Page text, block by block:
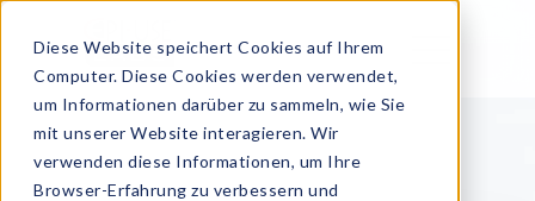
Diese Website speichert Cookies auf Ihrem
Computer. Diese Cookies werden verwendet,
um Informationen darüber zu sammeln, wie Sie
mit unserer Website interagieren. Wir
verwenden diese Informationen, um Ihre
Browser-Erfahrung zu verbessern und